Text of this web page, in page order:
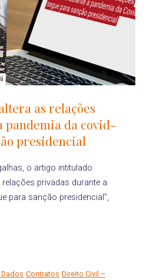
as relações
pandemia da covid-
presidencial
o artigo intitulado
relações privadas durante a
para sanção presidencial”,
Contratos Direito Civil –